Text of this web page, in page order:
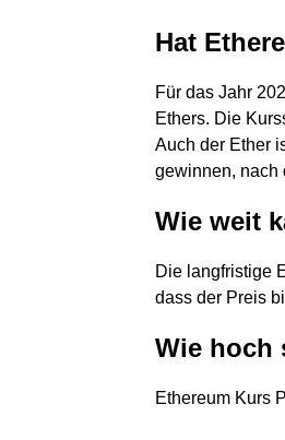
Hat
Für das Jahr
Ethers. Die
Auch der Ether
gewinnen, nach
Wie weit
Die langfristige
dass der Preis
Wie hoch
Ethereum Kurs